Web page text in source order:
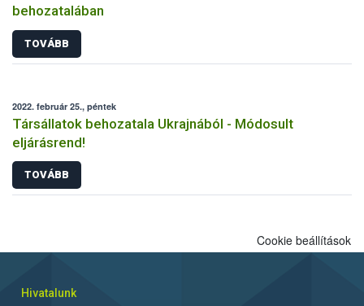
behozatalában
TOVÁBB
2022. február 25., péntek
Társállatok behozatala Ukrajnából - Módosult
eljárásrend!
TOVÁBB
Cookie beállítások
Hivatalunk